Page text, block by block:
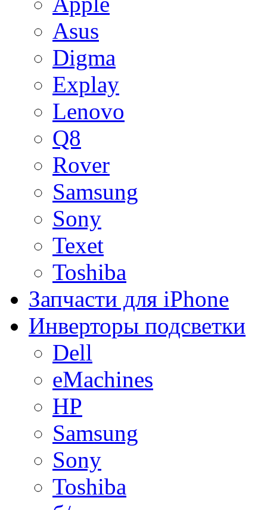
Asus
Digma
Explay
Lenovo
Q8
Rover
Samsung
Sony
Texet
Toshiba
Запчасти для iPhone
Инверторы подсветки
Dell
eMachines
HP
Samsung
Sony
Toshiba